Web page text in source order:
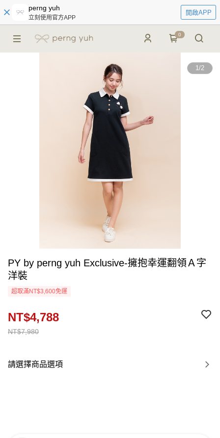
perng yuh
立刻使用官方APP
開啟APP
0
1/2
PY by perng yuh Exclusive-擁抱幸運翻領Ａ字
洋裝
超取滿NT$3,600免運
NT$7,980
NT$4,788
請選擇商品選項